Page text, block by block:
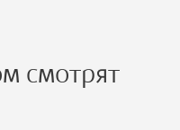
смотрят